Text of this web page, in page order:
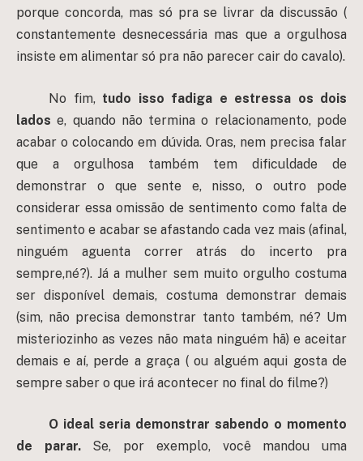
porque concorda, mas só pra se livrar da discussão (
constantemente desnecessária mas que a orgulhosa
insiste em alimentar só pra não parecer cair do cavalo).
No fim, tudo isso fadiga e estressa os dois
lados e, quando não termina o relacionamento, pode
acabar o colocando em dúvida. Oras, nem precisa falar
que a orgulhosa também tem dificuldade de
demonstrar o que sente e, nisso, o outro pode
considerar essa omissão de sentimento como falta de
sentimento e acabar se afastando cada vez mais (afinal,
ninguém aguenta correr atrás do incerto pra
sempre,né?). Já a mulher sem muito orgulho costuma
ser disponível demais, costuma demonstrar demais
(sim, não precisa demonstrar tanto também, né? Um
misteriozinho as vezes não mata ninguém hã) e aceitar
demais e aí, perde a graça ( ou alguém aqui gosta de
sempre saber o que irá acontecer no final do filme?)
O ideal seria demonstrar sabendo o momento
de parar.Se, por exemplo, você mandou uma